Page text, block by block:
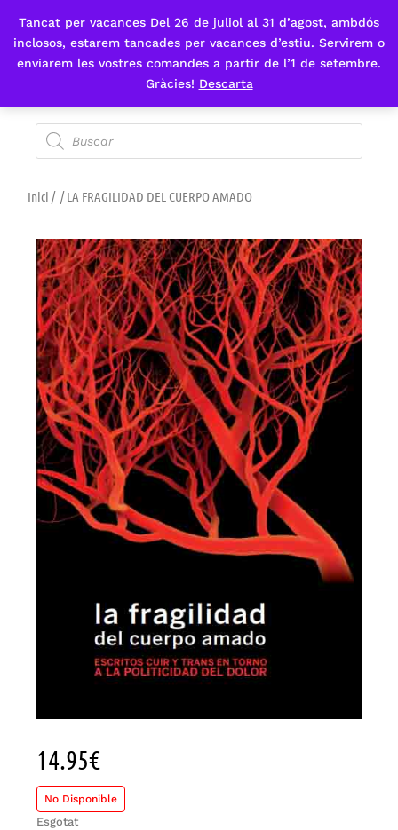
Tancat per vacances Del 26 de juliol al 31 d’agost, ambdós
inclosos, estarem tancades per vacances d’estiu. Servirem o
enviarem les vostres comandes a partir de l’1 de setembre.
Gràcies! Descarta
Fes-te'n sòcia
Inici / / LA FRAGILIDAD DEL CUERPO AMADO
14.95€
No Disponible
Esgotat